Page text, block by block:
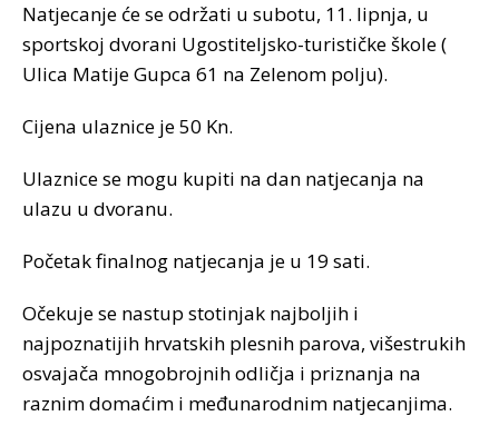
Natjecanje će se održati u subotu, 11. lipnja, u
sportskoj dvorani Ugostiteljsko-turističke škole (
Ulica Matije Gupca 61 na Zelenom polju).
Cijena ulaznice je 50 Kn.
Ulaznice se mogu kupiti na dan natjecanja na
ulazu u dvoranu.
Početak finalnog natjecanja je u 19 sati.
Očekuje se nastup stotinjak najboljih i
najpoznatijih hrvatskih plesnih parova, višestrukih
osvajača mnogobrojnih odličja i priznanja na
raznim domaćim i međunarodnim natjecanjima.